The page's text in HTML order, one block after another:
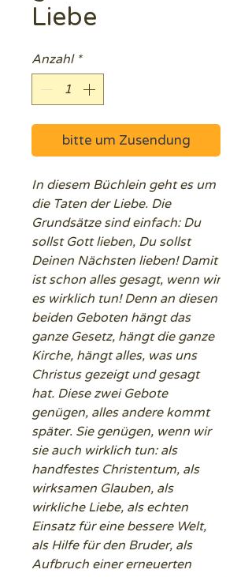
Liebe
Anzahl *
bitte um Zusendung
In diesem Büchlein geht es um
die Taten der Liebe. Die
Grundsätze sind einfach: Du
sollst Gott lieben, Du sollst
Deinen Nächsten lieben! Damit
ist schon alles gesagt, wenn wir
es wirklich tun! Denn an diesen
beiden Geboten hängt das
ganze Gesetz, hängt die ganze
Kirche, hängt alles, was uns
Christus gezeigt und gesagt
hat. Diese zwei Gebote
genügen, alles andere kommt
später. Sie genügen, wenn wir
sie auch wirklich tun: als
handfestes Christentum, als
wirksamen Glauben, als
wirkliche Liebe, als echten
Einsatz für eine bessere Welt,
als Hilfe für den Bruder, als
Aufbruch einer erneuerten